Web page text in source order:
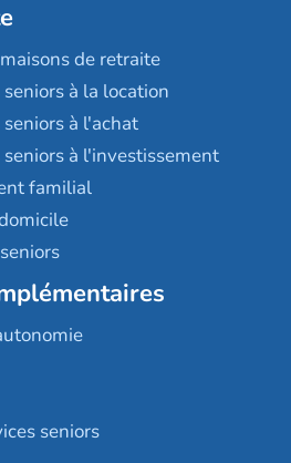
de retraite
à la location
à l'achat
à l'investissement
familial
seniors